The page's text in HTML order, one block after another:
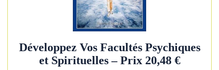
Développez Vos Facultés Psychiques
et Spirituelles – Prix 20,48 €